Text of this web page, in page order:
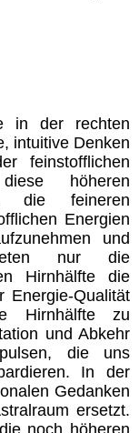
in der rechten
intuitive Denken
feinstofflichen
höheren
die feineren
Energien
und
nur die
Hirnhälfte die
Energie-Qualität
Hirnhälfte zu
und Abkehr
die uns
In der
Gedanken
ersetzt.
noch höheren